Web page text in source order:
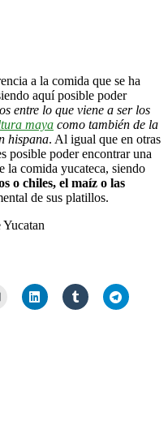
a la comida que se ha
aquí posible poder
entre lo que viene a ser los
maya como también de la
hispana. Al igual que en otras
posible poder encontrar una
la comida yucateca, siendo
o chiles, el maíz o las
de sus platillos.